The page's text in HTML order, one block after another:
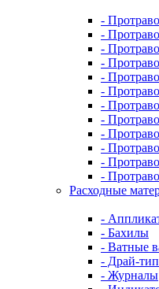
-
-
-
-
-
-
-
-
-
-
-
-
Расходные
-
- Бахилы
- Ватные
- Драй-
- Журналы